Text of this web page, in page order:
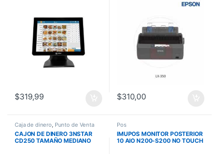
$319,99 $310,00
Caja de dinero, Punto de Venta
CAJON DE DINERO 3NSTAR
CD250 TAMAÑO MEDIANO
Pos
IMUPOS MONITOR POSTERIOR
10 AIO N200-S200 NO TOUCH